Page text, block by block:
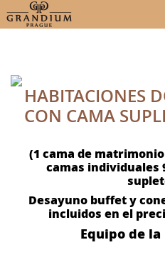
HABITACIONES
CON CAMA
(1 cama de matrimonio
camas individuales
Desayuno buffet y
incluidos en el
Equipo de